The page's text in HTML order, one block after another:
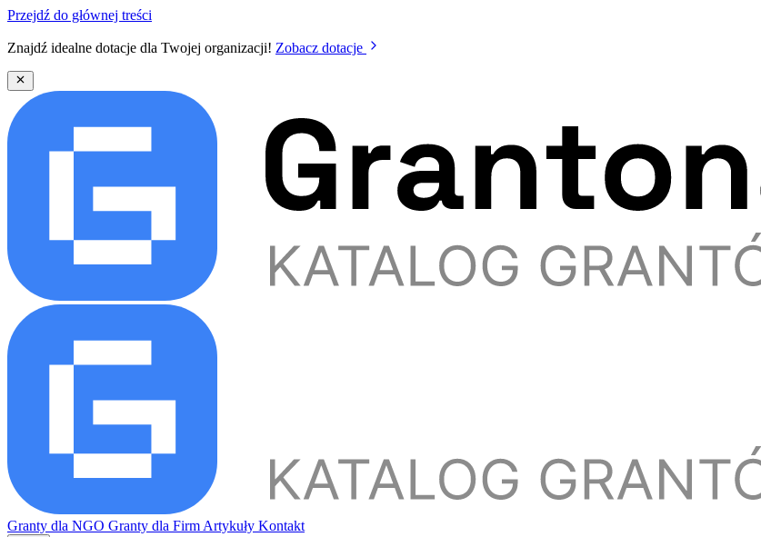
Przejdź do głównej treści
Znajdź idealne dotacje dla Twojej organizacji! Zobacz dotacje
Granty dla NGO Granty dla Firm Artykuły Kontakt